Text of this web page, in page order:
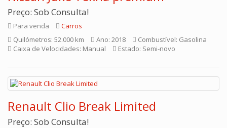
Preço: Sob Consulta!
Para venda
Carros
Quilómetros: 52.000 km
Ano: 2018
Combustível: Gasolina
Caixa de Velocidades: Manual
Estado: Semi-novo
Renault Clio Break Limited
Preço: Sob Consulta!